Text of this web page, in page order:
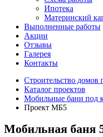
Ипотека
Материнский
Выполненные работы
Акции
Отзывы
Галерея
Контакты
Строительство домов
Каталог проектов
Мобильные бани под
Проект МБ5
Мобильная баня